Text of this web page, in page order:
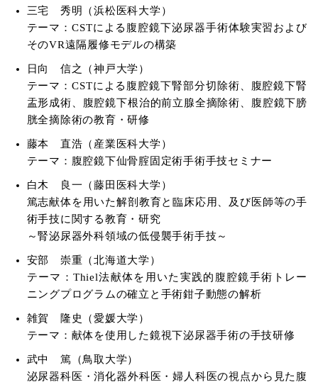
三宅 秀明（浜松医科大学）
テーマ：CSTによる腹腔鏡下泌尿器手術体験実習および
そのVR遠隔履修モデルの構築
日向 信之（神戸大学）
テーマ：CSTによる腹腔鏡下腎部分切除術、腹腔鏡下腎
盂形成術、腹腔鏡下根治的前立腺全摘除術、腹腔鏡下膀
胱全摘除術の教育・研修
藤本 直浩（産業医科大学）
テーマ：腹腔鏡下仙骨腟固定術手術手技セミナー
白木 良一（藤田医科大学）
篤志献体を用いた解剖教育と臨床応用、及び医師等の手
術手技に関する教育・研究
～腎泌尿器外科領域の低侵襲手術手技～
安部 崇重（北海道大学）
テーマ：Thiel法献体を用いた実践的腹腔鏡手術トレー
ニングプログラムの確立と手術鉗子動態の解析
雑賀 隆史（愛媛大学）
テーマ：献体を使用した鏡視下泌尿器手術の手技研修
武中 篤（鳥取大学）
泌尿器科医・消化器外科医・婦人科医の視点から見た腹